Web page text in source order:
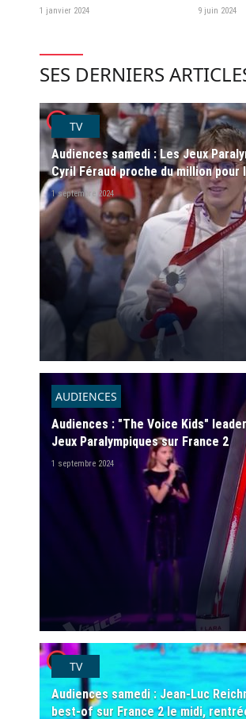
1 janvier 2024 9 juin 2024
SES DERNIERS
player2TV
Audiences samedi : Les Jeux
Cyril Féraud proche du million
1 septembre 2024
AUDIENCES
Audiences : "The Voice Kids"
Jeux Paralympiques sur France 2
1 septembre 2024
player2TV
Audiences samedi : Jean-Luc
best-of sur France 2 le midi,